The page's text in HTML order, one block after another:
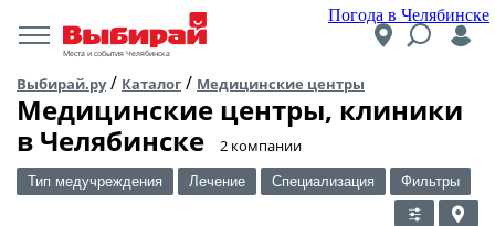
Погода в Челябинске
Места и события Челябинска
Выбирай.ру/ Каталог / Медицинские центры
Медицинские центры, клиники
в Челябинске
​2 компании
Тип медучреждения Лечение Специализация Фильтры